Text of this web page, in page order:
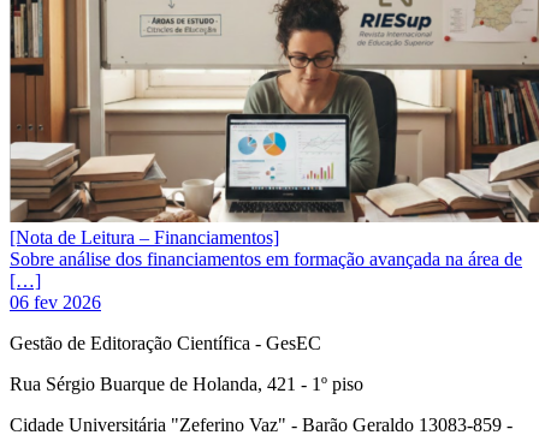
[Nota de Leitura – Financiamentos]
Sobre análise dos financiamentos em formação avançada na área de
[…]
06 fev 2026
Gestão de Editoração Científica - GesEC
Rua Sérgio Buarque de Holanda, 421 - 1º piso
Cidade Universitária "Zeferino Vaz" - Barão Geraldo 13083-859 -